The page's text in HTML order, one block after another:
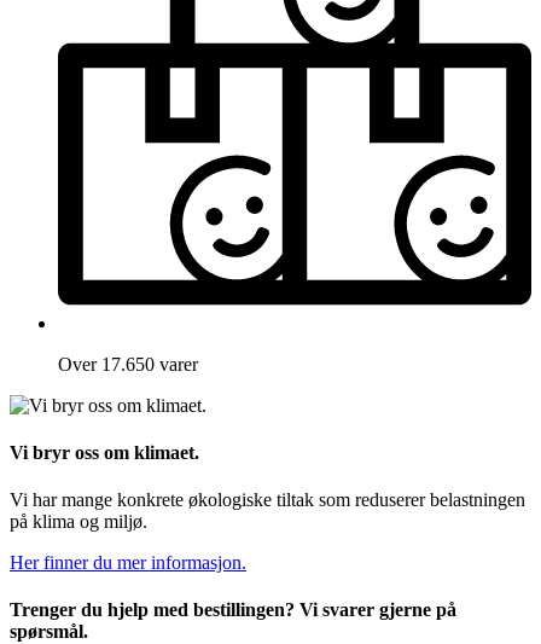
Over 17.650 varer
Vi bryr oss om klimaet.
Vi har mange konkrete økologiske tiltak som reduserer belastningen
på klima og miljø.
Her finner du mer informasjon.
Trenger du hjelp med bestillingen? Vi svarer gjerne på
spørsmål.